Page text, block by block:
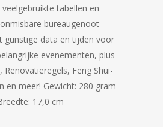
tabellen en
bureaugenoot
gunstige data en tijden voor
evenementen, plus
Renovatieregels, Feng Shui-
en meer! Gewicht: 280 gram
17,0 cm